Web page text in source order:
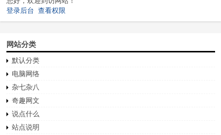
登录后台 查看权限
网站分类
默认分类
电脑网络
杂七杂八
奇趣网文
说点什么
站点说明